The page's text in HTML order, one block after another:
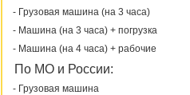
- Грузовая машина (на 3 часа)
- Машина (на 3 часа) + погрузка
- Машина (на 4 часа) + рабочие
По МО и России:
- Грузовая машина